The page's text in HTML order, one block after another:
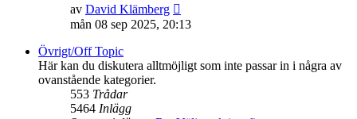
av David Klämberg
till
inlägget
mån 08 sep 2025, 20:13
Övrigt/Off Topic
Här kan du diskutera alltmöjligt som inte passar in i några av
ovanstående kategorier.
553 Trådar
5464 Inlägg